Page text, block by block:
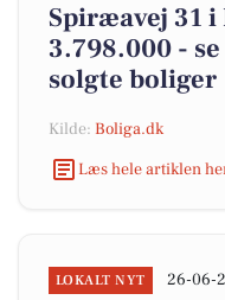
Spiræavej 31
3.798.000 -
solgte boliger
Kilde: Boliga.dk
Læs hele artiklen
LOKALT NYT 26-06-